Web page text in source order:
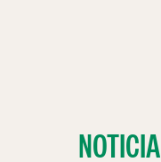
NOTICIA